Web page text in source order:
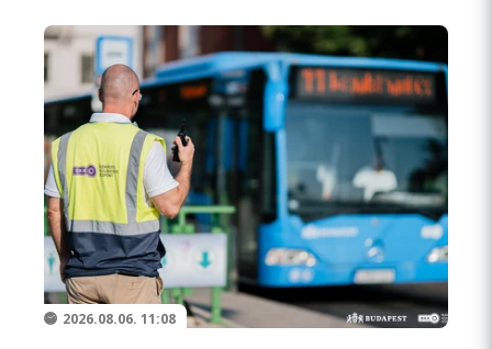
2026.08.06. 11:08